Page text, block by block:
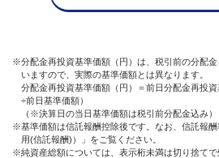
※分配金再投資基準価額（円）は、税引前の分配
いますので、実際の基準価額とは異なります。
分配金再投資基準価額（円）＝前日分配金再投
÷前日基準価額）
（※決算日の当日基準価額は税引前分配金込み）
※基準価額は信託報酬控除後です。なお、信託報
用(信託報酬)）」をご覧ください。
※純資産総額については、表示桁未満は切り捨てで